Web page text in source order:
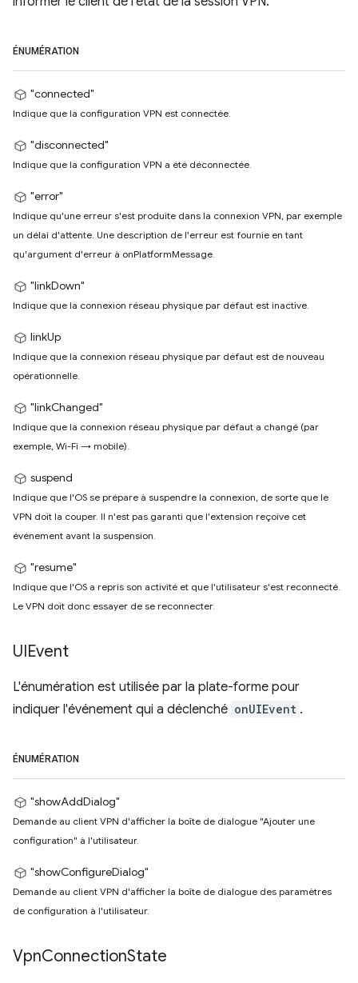
ÉNUMÉRATION
"connected"
Indique que la configuration VPN est connectée.
"disconnected"
Indique que la configuration VPN a été déconnectée.
"error"
Indique qu'une erreur s'est produite dans la connexion VPN, par exemple
un délai d'attente. Une description de l'erreur est fournie en tant
qu'argument d'erreur à onPlatformMessage.
"linkDown"
Indique que la connexion réseau physique par défaut est inactive.
linkUp
Indique que la connexion réseau physique par défaut est de nouveau
opérationnelle.
"linkChanged"
Indique que la connexion réseau physique par défaut a changé (par
exemple, Wi-Fi → mobile).
suspend
Indique que l'OS se prépare à suspendre la connexion, de sorte que le
VPN doit la couper. Il n'est pas garanti que l'extension reçoive cet
événement avant la suspension.
"resume"
Indique que l'OS a repris son activité et que l'utilisateur s'est reconnecté.
Le VPN doit donc essayer de se reconnecter.
UIEvent
L'énumération est utilisée par la plate-forme pour
indiquer l'événement qui a déclenché onUIEvent .
ÉNUMÉRATION
"showAddDialog"
Demande au client VPN d'afficher la boîte de dialogue "Ajouter une
configuration" à l'utilisateur.
"showConfigureDialog"
Demande au client VPN d'afficher la boîte de dialogue des paramètres
de configuration à l'utilisateur.
VpnConnectionState